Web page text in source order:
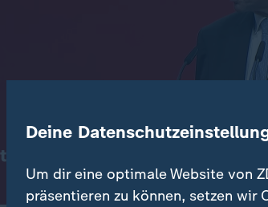
Deine
Um dir eine optimale Website von
präsentieren zu können, setzen wir